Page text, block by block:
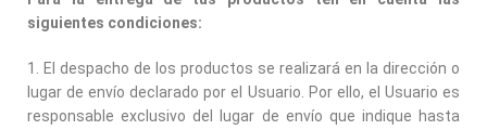
siguientes condiciones:
1. El despacho de los productos se realizará en la dirección o
lugar de envío declarado por el Usuario. Por ello, el Usuario es
responsable exclusivo del lugar de envío que indique hasta